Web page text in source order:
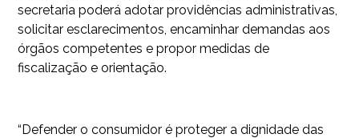
secretaria poderá adotar providências administrativas,
solicitar esclarecimentos, encaminhar demandas aos
órgãos competentes e propor medidas de
fiscalização e orientação.
“Defender o consumidor é proteger a dignidade das